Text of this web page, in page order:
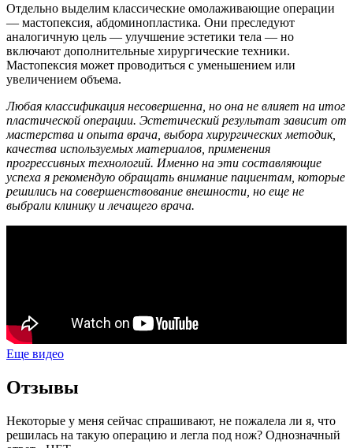
Отдельно выделим классические омолаживающие операции
— мастопексия, абдоминопластика. Они преследуют
аналогичную цель — улучшение эстетики тела — но
включают дополнительные хирургические техники.
Мастопексия может проводиться с уменьшением или
увеличением объема.
Любая классификация несовершенна, но она не влияет на итог
пластической операции. Эстетический результат зависит от
мастерства и опыта врача, выбора хирургических методик,
качества используемых материалов, применения
прогрессивных технологий. Именно на эти составляющие
успеха я рекомендую обращать внимание пациентам, которые
решились на совершенствование внешности, но еще не
выбрали клинику и лечащего врача.
Еще видео
Отзывы
Некоторые у меня сейчас спрашивают, не пожалела ли я, что
решилась на такую операцию и легла под нож? Однозначный